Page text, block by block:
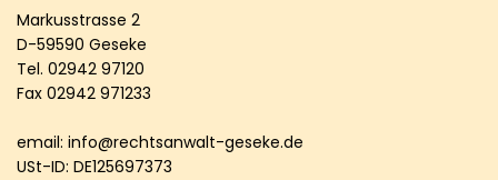
Markusstrasse 2
D-59590 Geseke
Tel. 02942 97120
Fax 02942 971233
email: info@rechtsanwalt-geseke.de
USt-ID: DE125697373